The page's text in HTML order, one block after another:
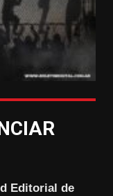
Editorial de